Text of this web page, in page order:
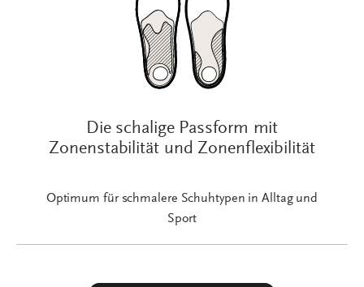
Die schalige Passform mit
Zonenstabilität und Zonenflexibilität
Optimum für schmalere Schuhtypen in Alltag und
Sport